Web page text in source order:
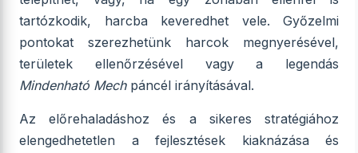
tartózkodik, harcba keveredhet vele. Győzelmi
pontokat szerezhetünk harcok megnyerésével,
területek ellenőrzésével vagy a legendás
Mindenható Mechpáncél irányításával.
Az előrehaladáshoz és a sikeres stratégiához
elengedhetetlen a fejlesztések kiaknázása és